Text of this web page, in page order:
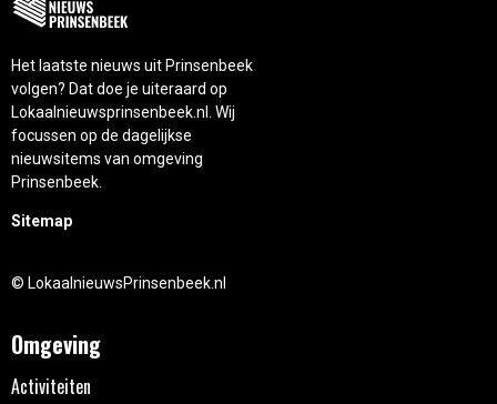
Het laatste nieuws uit Prinsenbeek
volgen? Dat doe je uiteraard op
Lokaalnieuwsprinsenbeek.nl. Wij
focussen op de dagelijkse
nieuwsitems van omgeving
Prinsenbeek.
Sitemap
© LokaalnieuwsPrinsenbeek.nl
Omgeving
Activiteiten